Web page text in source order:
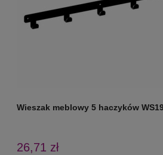
Wieszak meblowy 5 haczyków
26,71 zł